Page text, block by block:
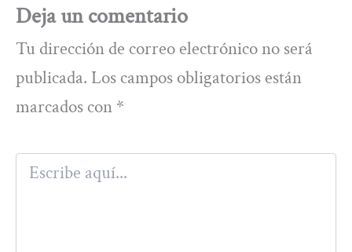
Deja un comentario
Tu dirección de correo electrónico no será
publicada. Los campos obligatorios están
marcados con *
Escribe
aquí...